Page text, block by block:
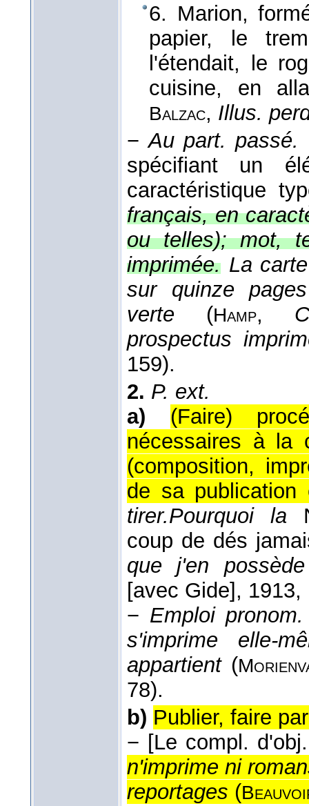
6. Marion,
papier, le
l'étendait, le
cuisine, en
Balzac, Illus.
−Au part. passé.
spécifiant un
caractéristique
français, en
ou telles); mot,
imprimée. La
sur quinze
verte (Hamp,
prospectus
159).
2. P. ext.
a)
(Faire)
nécessaires à la
(composition,
de sa
tirer.Pourquoi la
coup de dés
que j'en
[avec Gide], 1913,
− Emploi
s'imprime elle-
appartient (
78).
b) Publier, faire
− [Le compl.
n'imprime ni
reportages (